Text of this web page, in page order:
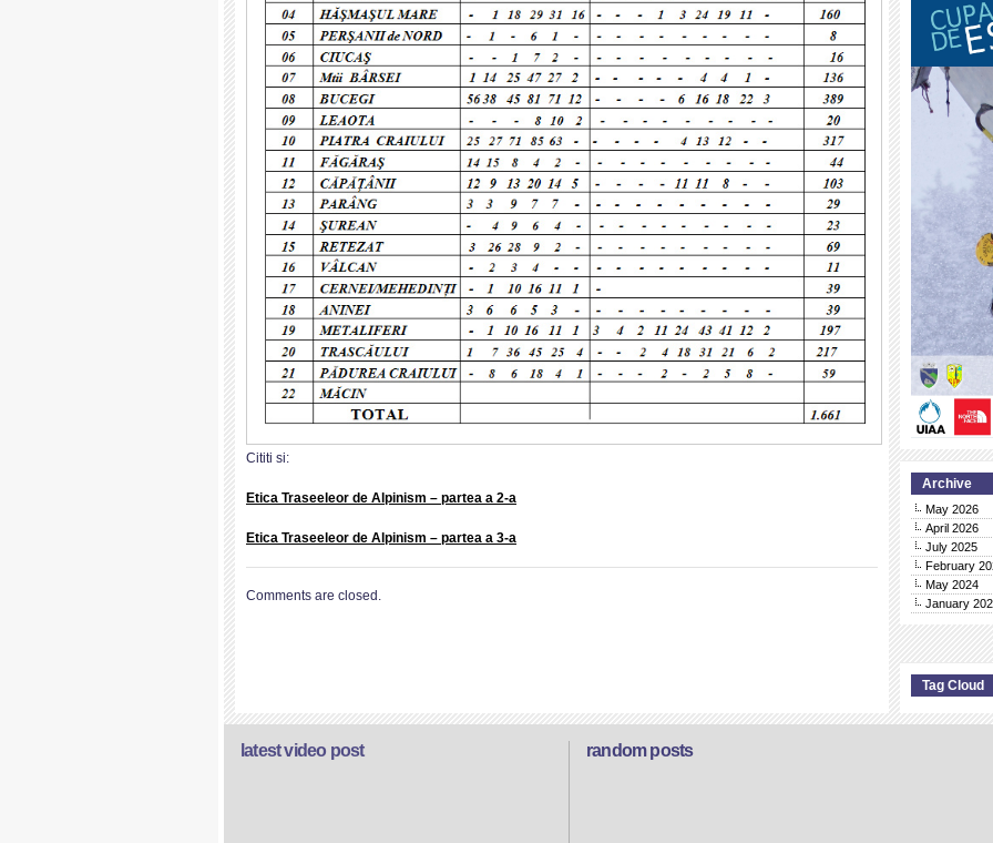
Cititi si:
Etica Traseeleor de Alpinism – partea a 2-a
Etica Traseeleor de Alpinism – partea a 3-a
Comments are closed.
Archive
May 2026
April 2026
July 2025
February
May 2024
January
Tag Cloud
random posts
latest video post